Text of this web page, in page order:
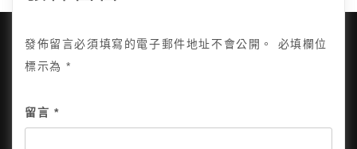
發佈留言必須填寫的電子郵件地址不會公開。
必填欄位
標示為*
留言 *